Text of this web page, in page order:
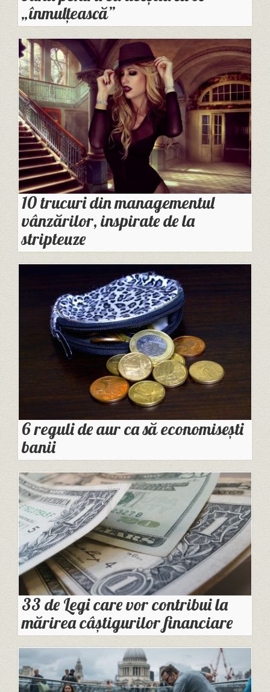
„înmulțească”
10 trucuri din managementul
vânzărilor, inspirate de la
stripteuze
6 reguli de aur ca să economisești
banii
33 de Legi care vor contribui la
mărirea câștigurilor financiare